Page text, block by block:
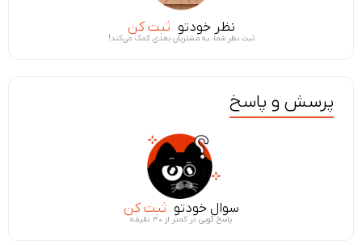
نظر خودتو ثبت کن
ثبت نظر شما، به مشتریان بعدی کمک می‌کند!
پرسش و پاسخ
سوال خودتو ثبت کن
پاسخ گویی در کمتر از ۳۰ دقیقه